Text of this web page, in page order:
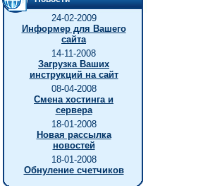
24-02-2009
Информер для Вашего
сайта
14-11-2008
Загрузка Ваших
инструкций на сайт
08-04-2008
Смена хостинга и
сервера
18-01-2008
Новая рассылка
новостей
18-01-2008
Обнуление счетчиков